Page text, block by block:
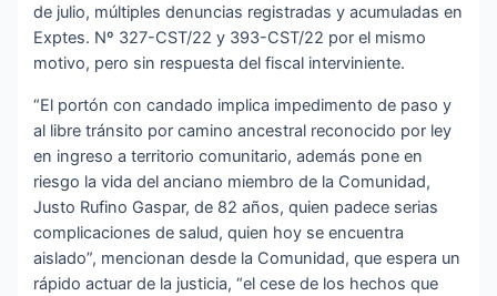
de julio, múltiples denuncias registradas y acumuladas en
Exptes. Nº 327-CST/22 y 393-CST/22 por el mismo
motivo, pero sin respuesta del fiscal interviniente.
“El portón con candado implica impedimento de paso y
al libre tránsito por camino ancestral reconocido por ley
en ingreso a territorio comunitario, además pone en
riesgo la vida del anciano miembro de la Comunidad,
Justo Rufino Gaspar, de 82 años, quien padece serias
complicaciones de salud, quien hoy se encuentra
aislado”, mencionan desde la Comunidad, que espera un
rápido actuar de la justicia, “el cese de los hechos que